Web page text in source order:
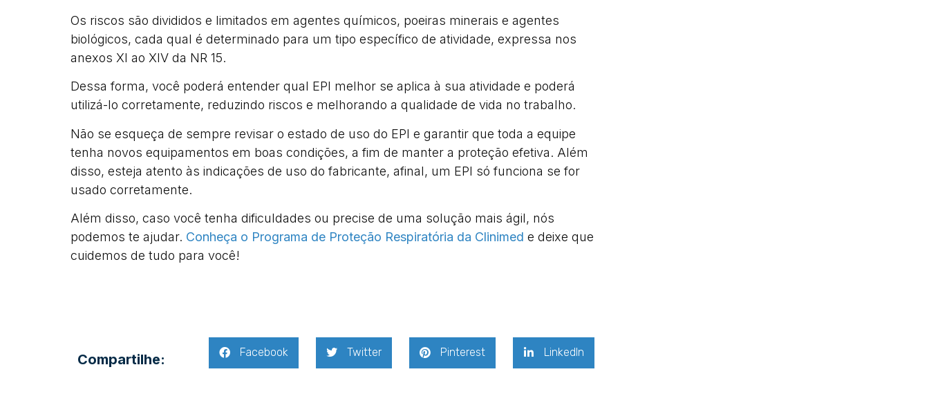
Os riscos são divididos e limitados em agentes químicos, poeiras minerais e agentes
biológicos, cada qual é determinado para um tipo específico de atividade, expressa nos
anexos XI ao XIV da NR 15.
Dessa forma, você poderá entender qual EPI melhor se aplica à sua atividade e poderá
utilizá-lo corretamente, reduzindo riscos e melhorando a qualidade de vida no trabalho.
Não se esqueça de sempre revisar o estado de uso do EPI e garantir que toda a equipe
tenha novos equipamentos em boas condições, a fim de manter a proteção efetiva. Além
disso, esteja atento às indicações de uso do fabricante, afinal, um EPI só funciona se for
usado corretamente.
Além disso, caso você tenha dificuldades ou precise de uma solução mais ágil, nós
podemos te ajudar. Conheça o Programa de Proteção Respiratória da Clinimed e deixe que
cuidemos de tudo para você!
Compartilhe: Facebook Twitter Pinterest LinkedIn